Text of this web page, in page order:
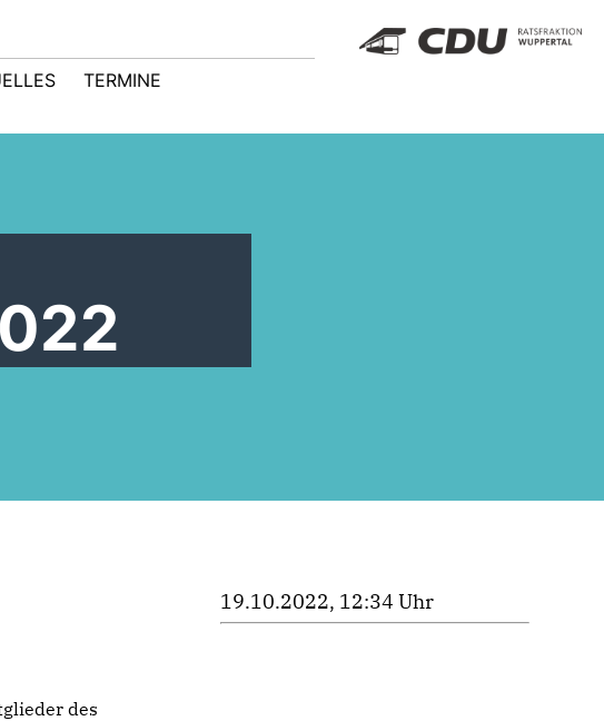
TERMINE
des
19.10.2022, 12:34 Uhr